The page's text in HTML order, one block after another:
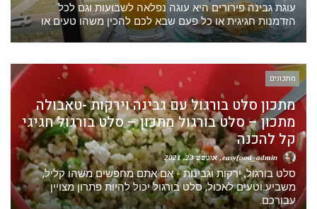
עוגת גבינה פירורים היא עוגה נפלאה לשבועות וגם לכל
הזדמנות חגיגית או כל פעם שבא לכם להכין משהו טעים או
מתכונים
מתכון סלט בורגול עם גבינה וירקות -טאבולה
מתכון – סלט בורגול מתכון – סלט בורגול חגיגי
קל להכנה
אוגוסט 23, 2021
סלט בורגול, ירקות וגבינות - אם אתם מחפשים משהו קליל,
משביע וטעים לאכול, סלט בורגול יכול להיות פתרון מצויין
עבורכם.